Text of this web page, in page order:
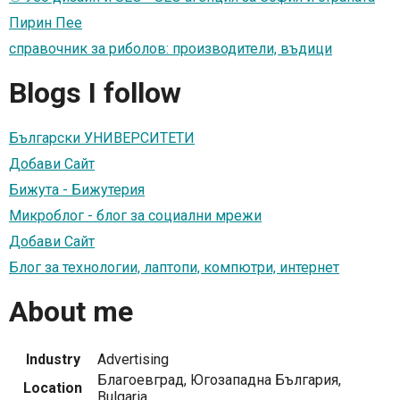
Пирин Пее
справочник за риболов: производители, въдици
Blogs I follow
Български УНИВЕРСИТЕТИ
Добави Сайт
Бижута - Бижутерия
Микроблог - блог за социални мрежи
Добави Сайт
Блог за технологии, лаптопи, компютри, интернет
About me
Industry
Advertising
Location
Благоевград, Югозападна България,